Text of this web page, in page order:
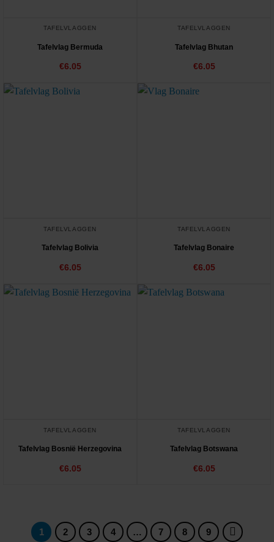
TAFELVLAGGEN
Tafelvlag Bermuda
€6.05
TAFELVLAGGEN
Tafelvlag Bhutan
€6.05
TAFELVLAGGEN
Tafelvlag Bolivia
€6.05
TAFELVLAGGEN
Tafelvlag Bonaire
€6.05
TAFELVLAGGEN
Tafelvlag Bosnië Herzegovina
€6.05
TAFELVLAGGEN
Tafelvlag Botswana
€6.05
1 2 3 4 … 7 8 9